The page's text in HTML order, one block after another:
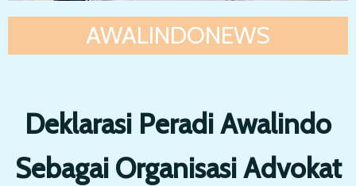
AWALINDONEWS
Deklarasi Peradi Awalindo
Sebagai Organisasi Advokat